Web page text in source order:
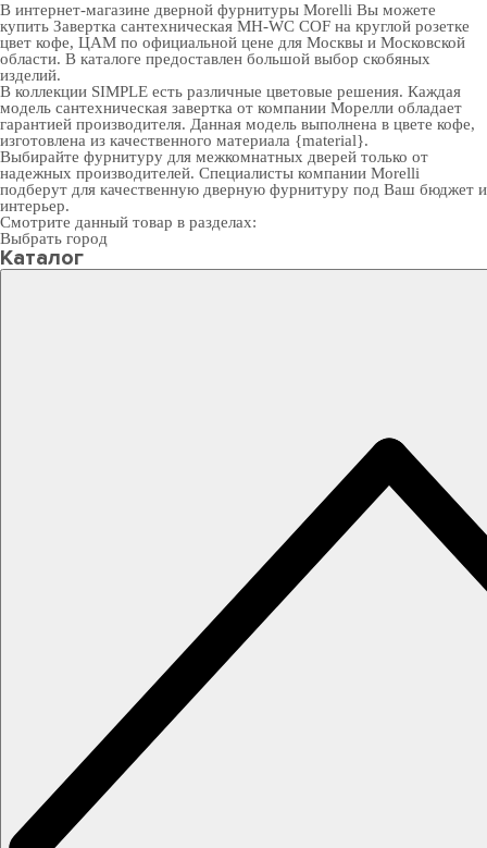
В интернет-магазине дверной фурнитуры Morelli Вы можете
купить Завертка сантехническая MH-WC COF на круглой розетке
цвет кофе, ЦАМ по официальной цене для Москвы и Московской
области. В каталоге предоставлен большой выбор скобяных
изделий.
В коллекции SIMPLE есть различные цветовые решения. Каждая
модель сантехническая завертка от компании Морелли обладает
гарантией производителя. Данная модель выполнена в цвете кофе,
изготовлена из качественного материала {material}.
Выбирайте фурнитуру для межкомнатных дверей только от
надежных производителей. Специалисты компании Morelli
подберут для качественную дверную фурнитуру под Ваш бюджет и
интерьер.
Смотрите данный товар в разделах:
Выбрать город
Каталог